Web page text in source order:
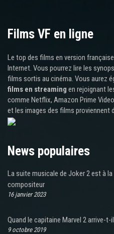
Films VF en ligne
Le top des films en version
Internet. Vous pourrez lire les
films sortis au cinéma. Vous aurez
films en streaming en rejoignant
comme Netflix, Amazon Prime
et les images des films proviennent
News populaires
La suite musicale de Joker 2 est à
compositeur
16 janvier 2023
Quand le capitaine Marvel 2 arrive-
9 octobre 2019